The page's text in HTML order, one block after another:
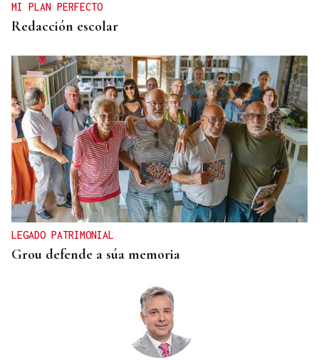
MI PLAN PERFECTO
Redacción escolar
LEGADO PATRIMONIAL
Grou defende a súa memoria